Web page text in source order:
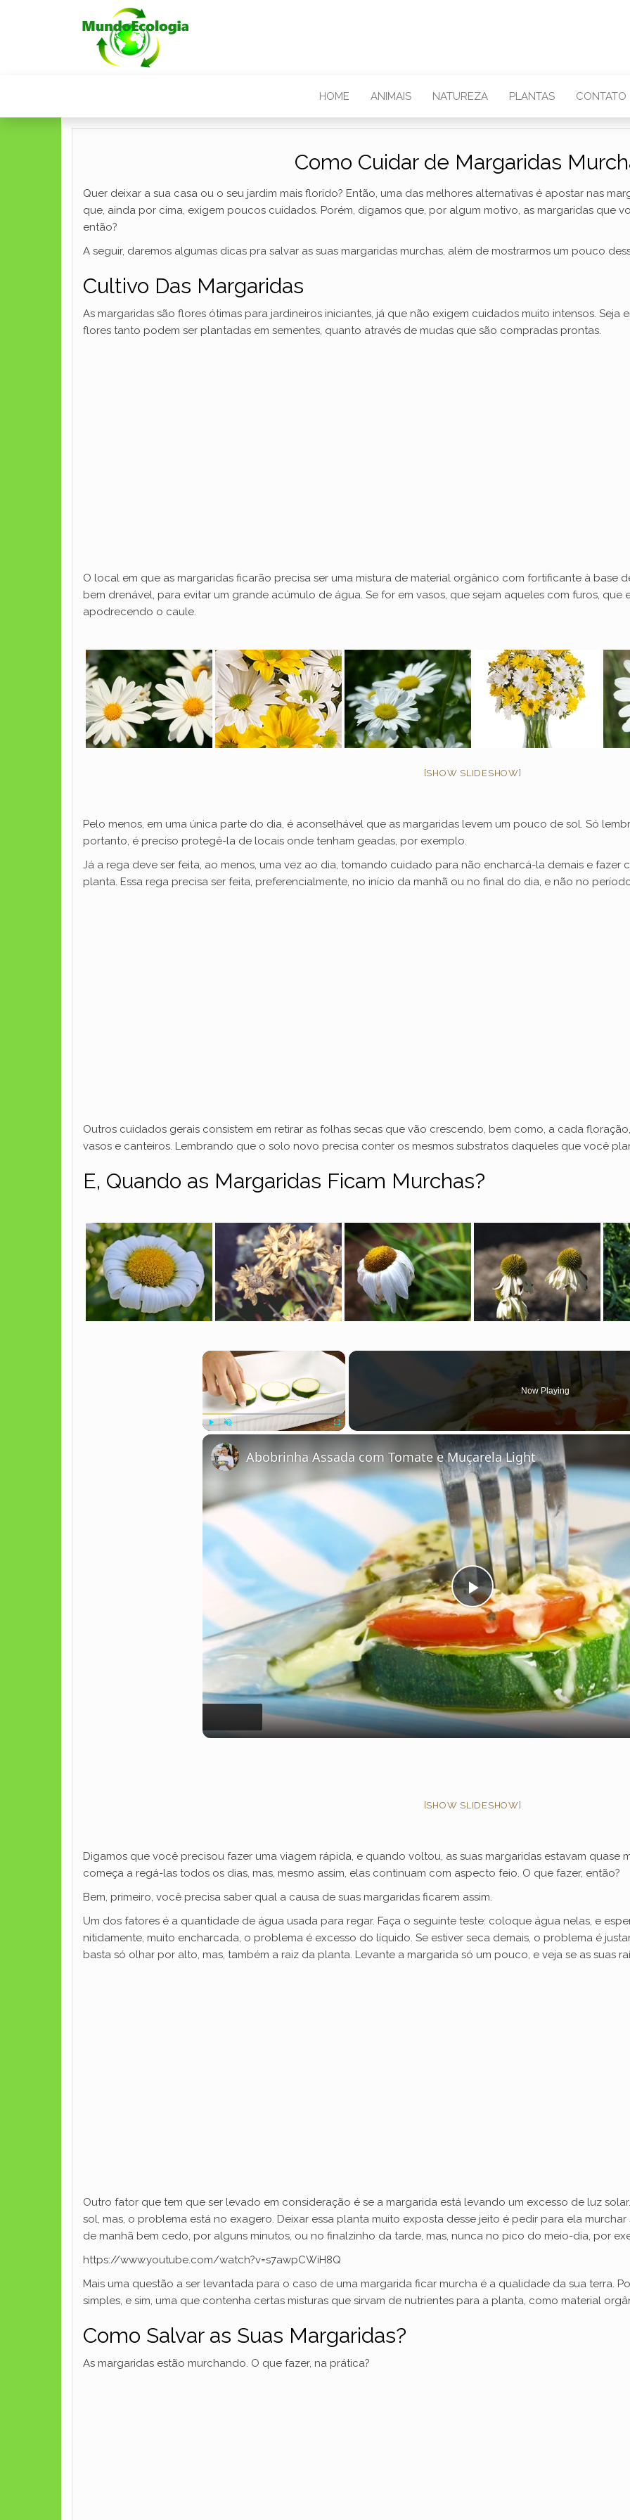
HOME ANIMAIS NATUREZA PLANTAS CONTATO
Como Cuidar de Margaridas
Quer deixar a sua casa ou o seu jardim mais florido? Então, uma das melhores alternativas é apostar nas
que, ainda por cima, exigem poucos cuidados. Porém, digamos que, por algum motivo, as margaridas que
então?
A seguir, daremos algumas dicas pra salvar as suas margaridas murchas, além de mostrarmos um pouco
Cultivo Das Margaridas
As margaridas são flores ótimas para jardineiros iniciantes, já que não exigem cuidados muito intensos. Seja
flores tanto podem ser plantadas em sementes, quanto através de mudas que são compradas prontas.
O local em que as margaridas ficarão precisa ser uma mistura de material orgânico com fortificante à base
bem drenável, para evitar um grande acúmulo de água. Se for em vasos, que sejam aqueles com furos,
apodrecendo o caule.
[SHOW SLIDESHOW]
Pelo menos, em uma única parte do dia, é aconselhável que as margaridas levem um pouco de sol. Só
portanto, é preciso protegê-la de locais onde tenham geadas, por exemplo.
Já a rega deve ser feita, ao menos, uma vez ao dia, tomando cuidado para não encharcá-la demais e fazer
planta. Essa rega precisa ser feita, preferencialmente, no início da manhã ou no final do dia, e não no
Outros cuidados gerais consistem em retirar as folhas secas que vão crescendo, bem como, a cada
vasos e canteiros. Lembrando que o solo novo precisa conter os mesmos substratos daqueles que você
E, Quando as Margaridas Ficam Murchas?
×
Now Playing
P
l
a
y
d
e
o
Abobrinha Assada com Tomate e Muçarela Light
[SHOW SLIDESHOW]
Digamos que você precisou fazer uma viagem rápida, e quando voltou, as suas margaridas estavam quase
começa a regá-las todos os dias, mas, mesmo assim, elas continuam com aspecto feio. O que fazer, então?
Bem, primeiro, você precisa saber qual a causa de suas margaridas ficarem assim.
Um dos fatores é a quantidade de água usada para regar. Faça o seguinte teste: coloque água nelas, e
nitidamente, muito encharcada, o problema é excesso do líquido. Se estiver seca demais, o problema é
basta só olhar por alto, mas, também a raiz da planta. Levante a margarida só um pouco, e veja se as suas
Outro fator que tem que ser levado em consideração é se a margarida está levando um excesso de luz
sol, mas, o problema está no exagero. Deixar essa planta muito exposta desse jeito é pedir para ela
de manhã bem cedo, por alguns minutos, ou no finalzinho da tarde, mas, nunca no pico do meio-dia, por
https://www.youtube.com/watch?v=s7awpCWiH8Q
Mais uma questão a ser levantada para o caso de uma margarida ficar murcha é a qualidade da sua terra.
simples, e sim, uma que contenha certas misturas que sirvam de nutrientes para a planta, como material
Como Salvar as Suas Margaridas?
As margaridas estão murchando. O que fazer, na prática?